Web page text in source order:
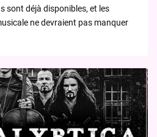
sont déjà disponibles, et les
ne devraient pas manquer